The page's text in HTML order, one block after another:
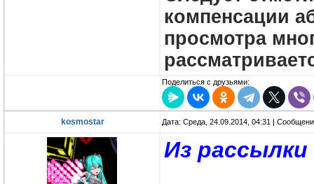
компенсации
просмотра
Поделиться с друзьями:
kosmostar Дата: Среда, 24.09.2014, 04:31 |
Из